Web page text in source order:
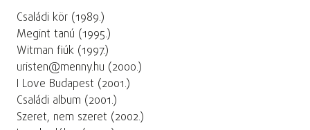
Családi kör (1989.)
Megint tanú (1995.)
Witman fiúk (1997.)
uristen@menny.hu (2000.)
I Love Budapest (2001.)
Családi album (2001.)
Szeret, nem szeret (2002.)